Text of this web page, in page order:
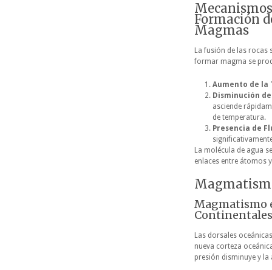
Formación
Magmas
La fusión de las rocas
formar magma se
Aumento de la
Disminución
asciende
de temperatura.
Presencia de
La molécula de agua
enlaces entre átomos
Magmatismo
Las dorsales
nueva corteza
presión disminuye y